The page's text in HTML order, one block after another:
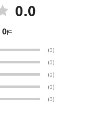
0.0
0件
(0)
(0)
(0)
(0)
(0)